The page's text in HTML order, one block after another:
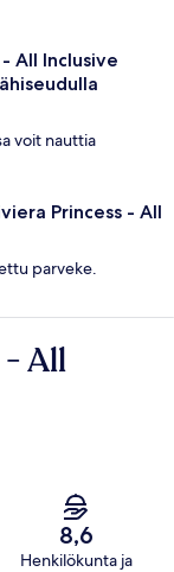
All Inclusive
voit nauttia
Princess - All
parveke.
All
8,6
Henkilökunta ja